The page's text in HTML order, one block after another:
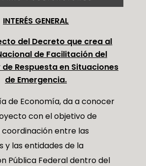
INTERÉS GENERAL
del Decreto que crea al
de Facilitación del
Respuesta en Situaciones
de Emergencia.
de Economía, da a conocer
con el objetivo de
entre las
y las entidades de la
Pública Federal dentro del